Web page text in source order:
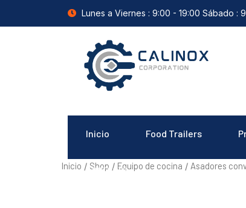
Lunes a Viernes : 9:00 - 19:00 Sábado :
Inicio Food Trailers
Contacto
Inicio / Shop / Equipo de cocina / Asadores